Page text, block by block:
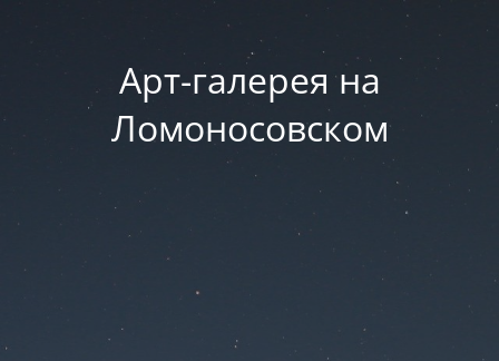
Арт-галерея на
Ломоносовском